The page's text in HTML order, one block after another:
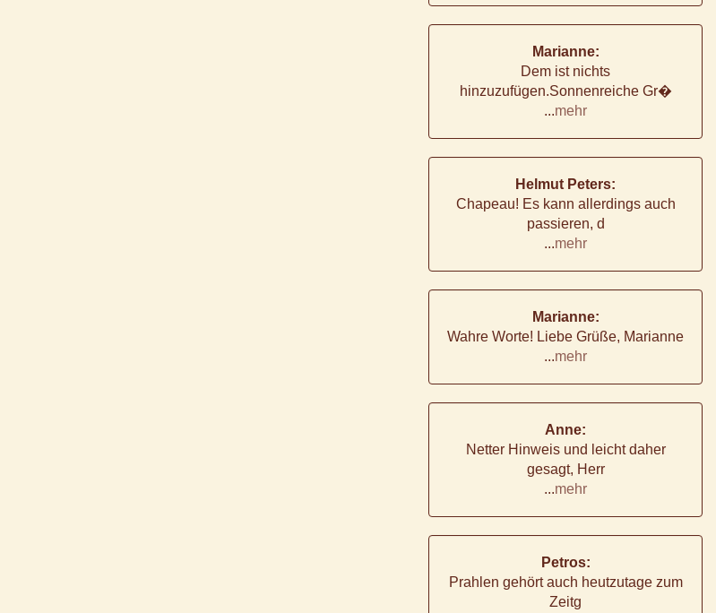
Marianne:
Dem ist nichts
hinzuzufügen.Sonnenreiche Gr�
...mehr
Helmut Peters:
Chapeau! Es kann allerdings auch
passieren, d
...mehr
Marianne:
Wahre Worte! Liebe Grüße, Marianne
...mehr
Anne:
Netter Hinweis und leicht daher
gesagt, Herr
...mehr
Petros:
Prahlen gehört auch heutzutage zum
Zeitg